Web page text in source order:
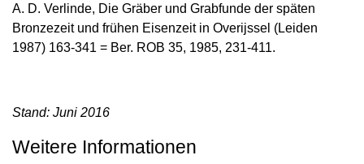
A. D. Verlinde, Die Gräber und Grabfunde der späten
Bronzezeit und frühen Eisenzeit in Overijssel (Leiden
1987) 163-341 = Ber. ROB 35, 1985, 231-411.
Stand: Juni 2016
Weitere Informationen